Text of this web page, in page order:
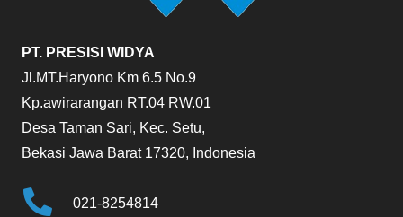
PT. PRESISI WIDYA
Jl.MT.Haryono Km 6.5 No.9
Kp.awirarangan RT.04 RW.01
Desa Taman Sari, Kec. Setu,
Bekasi Jawa Barat 17320, Indonesia
021-8254814